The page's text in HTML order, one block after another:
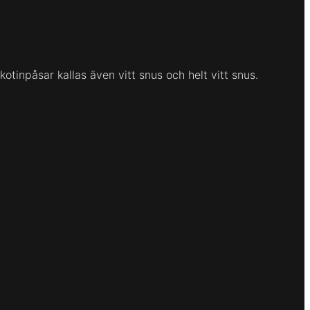
kallas även vitt snus och helt vitt snus.